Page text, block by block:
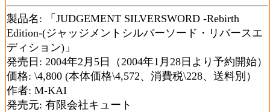
製品名: 「JUDGEMENT SILVERSWORD -Rebirth
Edition-(ジャッジメントシルバーソード・リバースエ
ディション)」
発売日: 2004年2月5日（2004年1月28日より予約開始）
価格: \4,800 (本体価格\4,572、消費税\228、送料別）
作者: M-KAI
発売元: 有限会社キュート